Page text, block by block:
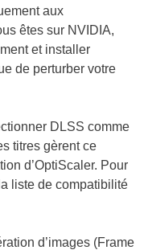
aux
êtes sur NVIDIA,
et installer
de perturber votre
DLSS comme
titres gèrent ce
d’OptiScaler. Pour
liste de compatibilité
d’images (Frame